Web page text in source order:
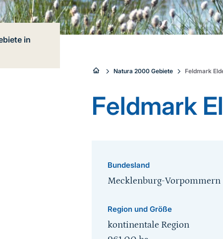
in
Sie
sind
hier:
Natura 2000 Gebiete Feldmark
Feldmark
Bundesland
Mecklenburg-Vorpommern
Region und Größe
kontinentale Region